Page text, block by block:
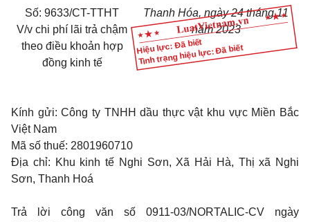
Hiệu lực: Đã biết
Tình trạng hiệu lực: Đã biết
Số: 9633/CT-TTHT
V/v chi phí lãi trả chậm
theo điều khoản hợp
đồng kinh tế
Thanh Hóa, ngày24tháng11
năm 2023
Kính gửi: Công ty TNHH dầu thực vật khu vực Miền Bắc
Việt Nam
Mã số thuế: 2801960710
Địa chỉ: Khu kinh tế Nghi Sơn, Xã Hải Hà, Thị xã Nghi
Sơn, Thanh Hoá
Trả lời công văn số 0911-03/NORTALIC-CV ngày